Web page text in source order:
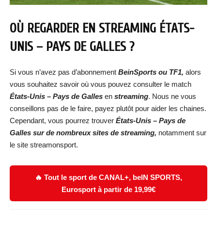
OÙ REGARDER EN STREAMING ÉTATS-
UNIS – PAYS DE GALLES?
Si vous n’avez pas d’abonnement BeinSports ou TF1, alors
vous souhaitez savoir où vous pouvez consulter le match
États-Unis – Pays de Galles en streaming. Nous ne vous
conseillons pas de le faire, payez plutôt pour aider les chaines.
Cependant, vous pourrez trouver États-Unis – Pays de
Galles sur de nombreux sites de streaming, notamment sur
le site streamonsport.
🔥 Tout le sport de CANAL+, beIN SPORTS,
Eurosport à partir de 19,99€